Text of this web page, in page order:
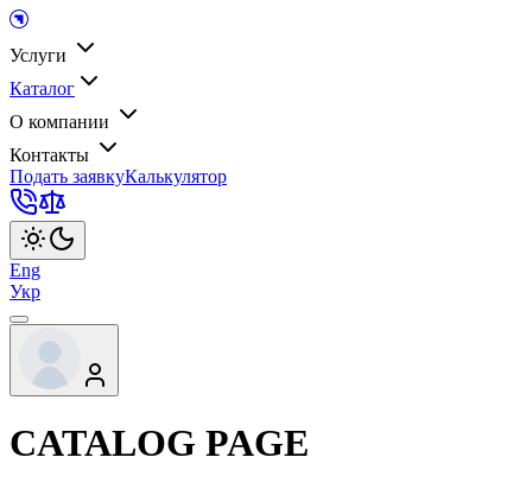
Услуги
Каталог
О компании
Контакты
Подать заявкуКалькулятор
Eng
Укр
CATALOG PAGE